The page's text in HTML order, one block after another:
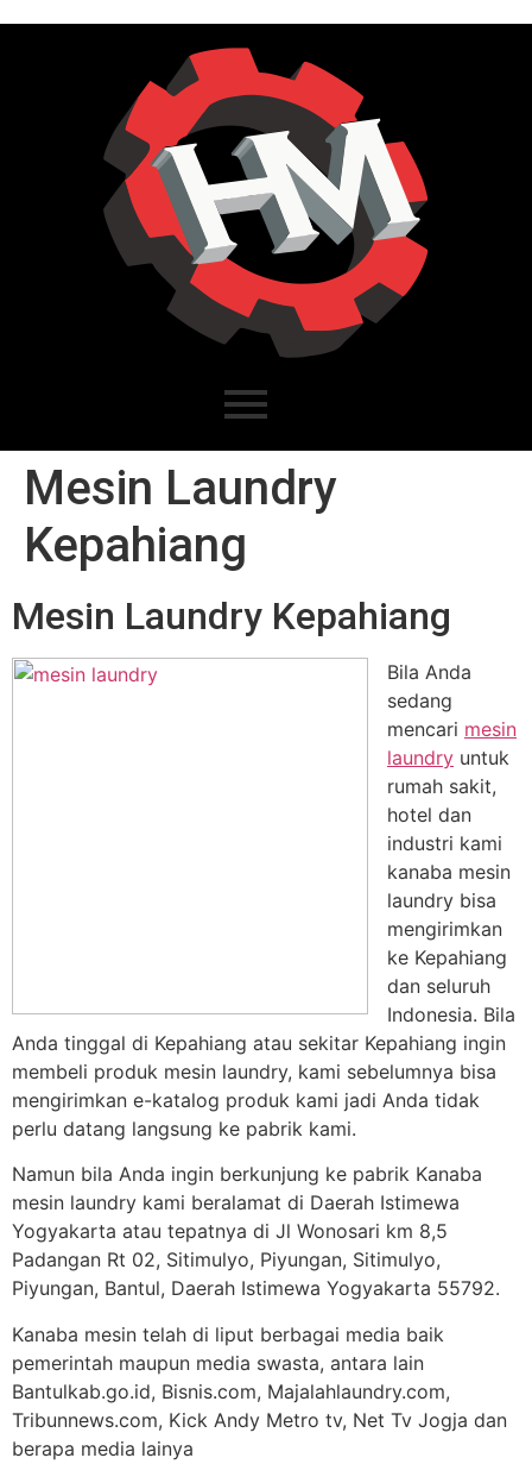
Mesin Laundry
Kepahiang
Mesin Laundry Kepahiang
Bila Anda
sedang
mencari mesin
laundry untuk
rumah sakit,
hotel dan
industri kami
kanaba mesin
laundry bisa
mengirimkan
ke Kepahiang
dan seluruh
Indonesia. Bila
Anda tinggal di Kepahiang atau sekitar Kepahiang ingin
membeli produk mesin laundry, kami sebelumnya bisa
mengirimkan e-katalog produk kami jadi Anda tidak
perlu datang langsung ke pabrik kami.
Namun bila Anda ingin berkunjung ke pabrik Kanaba
mesin laundry kami beralamat di Daerah Istimewa
Yogyakarta atau tepatnya di Jl Wonosari km 8,5
Padangan Rt 02, Sitimulyo, Piyungan, Sitimulyo,
Piyungan, Bantul, Daerah Istimewa Yogyakarta 55792.
Kanaba mesin telah di liput berbagai media baik
pemerintah maupun media swasta, antara lain
Bantulkab.go.id, Bisnis.com, Majalahlaundry.com,
Tribunnews.com, Kick Andy Metro tv, Net Tv Jogja dan
berapa media lainya